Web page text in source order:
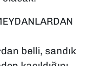
belli, sandık